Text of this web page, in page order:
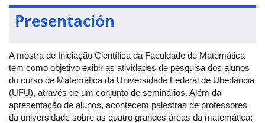
Presentación
A mostra de Iniciação Científica da Faculdade de Matemática
tem como objetivo exibir as atividades de pesquisa dos alunos
do curso de Matemática da Universidade Federal de Uberlândia
(UFU), através de um conjunto de seminários. Além da
apresentação de alunos, acontecem palestras de professores
da universidade sobre as quatro grandes áreas da matemática: